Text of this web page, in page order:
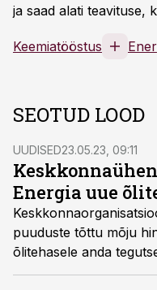
ja saad alati teavituse,
Keemiatööstus
SEOTUD LOOD
UUDISED23.05.23, 09:11
Energia uue
puuduste tõttu mõju
õlitehasele anda